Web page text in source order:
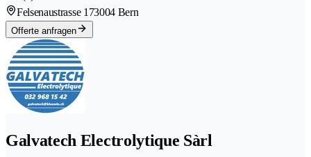
Felsenaustrasse 173004 Bern
Offerte anfragen
Galvatech Electrolytique Sàrl